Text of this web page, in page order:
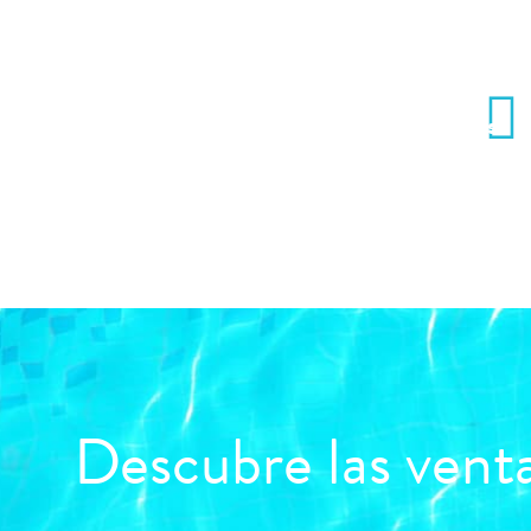
Casas Rurales
Descubre las